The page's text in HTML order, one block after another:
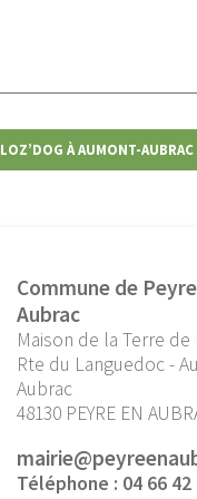
LOZ’DOG À AUMONT-AUBRAC
Commune de
Aubrac
Maison de la Terre de
Rte du Languedoc -
Aubrac
48130 PEYRE EN
Téléphone : 04 66 42